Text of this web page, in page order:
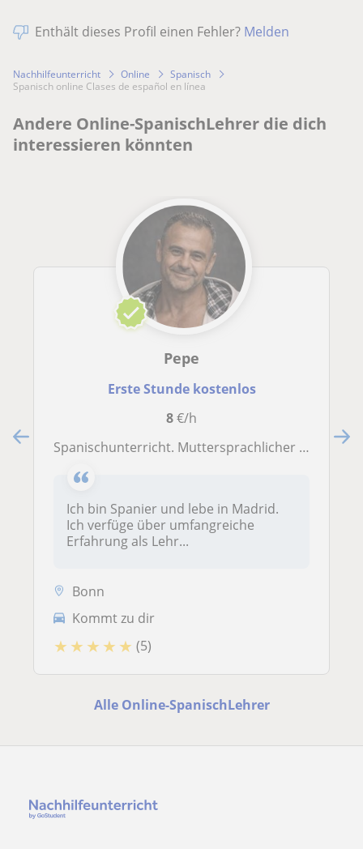
Enthält dieses Profil einen Fehler? Melden
Nachhilfeunterricht Online
Spanisch
Spanisch online Clases de español en línea
Andere Online-SpanischLehrer die dich
interessieren könnten
Pepe
Erste Stunde kostenlos
8€/h
Spanischunterricht. Muttersprachlicher Lehrer
Ich bin Spanier und lebe in Madrid.
Ich verfüge über umfangreiche
Erfahrung als Lehr...
Bonn
Kommt zu dir
★ ★ ★ ★ ★ (5)
Alle Online-SpanischLehrer